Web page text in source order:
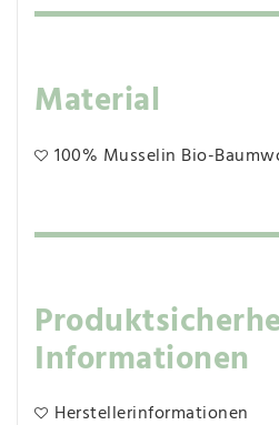
Material
100% Musselin Bio-
Informationen
Herstellerinformationen